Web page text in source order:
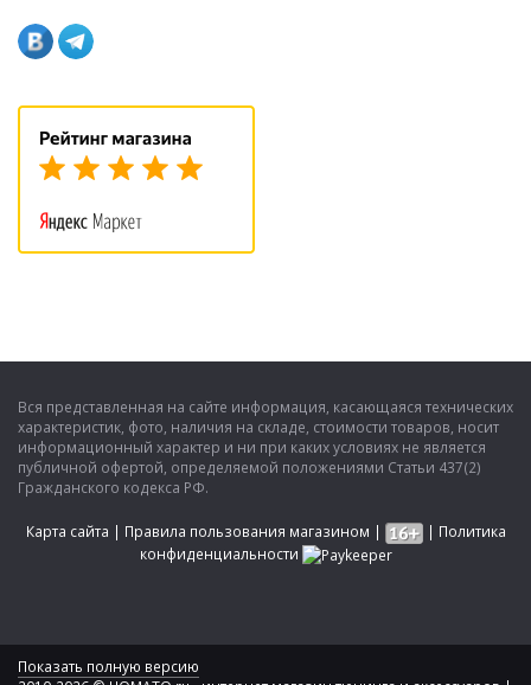
Вся представленная на сайте информация, касающаяся технических
характеристик, фото, наличия на складе, стоимости товаров, носит
информационный характер и ни при каких условиях не является
публичной офертой, определяемой положениями Статьи 437(2)
Гражданского кодекса РФ.
Карта сайта | Правила пользования магазином | | Политика
конфиденциальности
Показать полную версию